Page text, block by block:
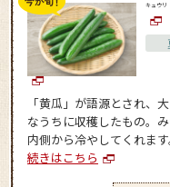
キュウリ
「黄瓜」が語源とされ、
なうちに収穫したもの。
内側から冷やしてくれま
続きはこちら